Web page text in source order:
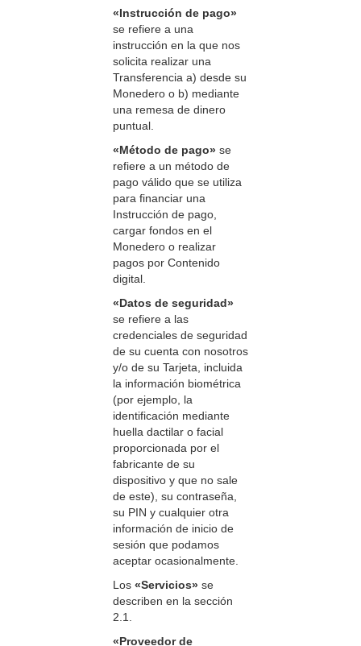
«Instrucción de pago»
se refiere a una
instrucción en la que nos
solicita realizar una
Transferencia a) desde su
Monedero o b) mediante
una remesa de dinero
puntual.
«Método de pago» se
refiere a un método de
pago válido que se utiliza
para financiar una
Instrucción de pago,
cargar fondos en el
Monedero o realizar
pagos por Contenido
digital.
«Datos de seguridad»
se refiere a las
credenciales de seguridad
de su cuenta con nosotros
y/o de su Tarjeta, incluida
la información biométrica
(por ejemplo, la
identificación mediante
huella dactilar o facial
proporcionada por el
fabricante de su
dispositivo y que no sale
de este), su contraseña,
su PIN y cualquier otra
información de inicio de
sesión que podamos
aceptar ocasionalmente.
Los «Servicios» se
describen en la sección
2.1.
«Proveedor de